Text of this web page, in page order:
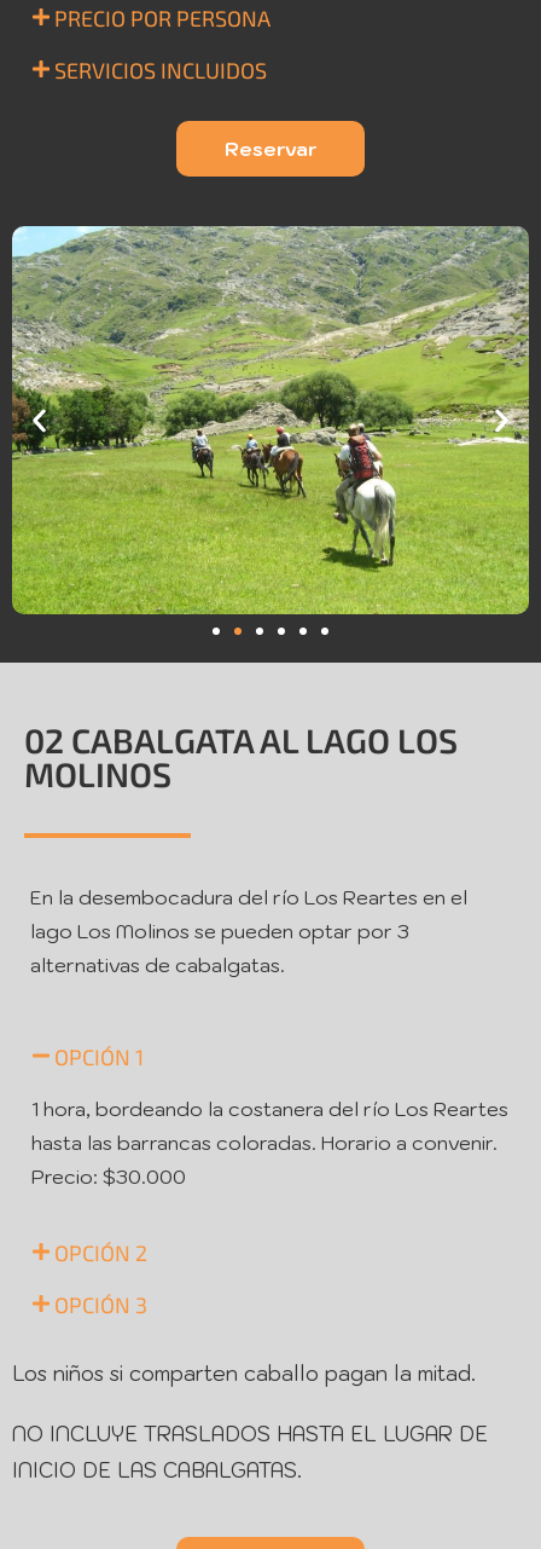
PRECIO POR PERSONA
SERVICIOS INCLUIDOS
Reservar
02 CABALGATA AL LAGO LOS
MOLINOS
En la desembocadura del río Los Reartes en el
lago Los Molinos se pueden optar por 3
alternativas de cabalgatas.
OPCIÓN 1
1 hora, bordeando la costanera del río Los Reartes
hasta las barrancas coloradas. Horario a convenir.
Precio: $30.000
OPCIÓN 2
OPCIÓN 3
Los niños si comparten caballo pagan la mitad.
NO INCLUYE TRASLADOS HASTA EL LUGAR DE
INICIO DE LAS CABALGATAS.